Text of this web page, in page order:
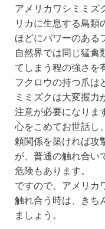
アメリカワシミミズ
リカに生息する鳥類
ほどにパワーのある
自然界では同じ猛禽
てしまう程の強さを
フクロウの持つ爪は
ミミズクは大変握力
注意が必要になりま
心をこめてお世話し
頼関係を築ければ攻
が、普通の触れ合い
危険もあります。
ですので、アメリカ
触れ合う時は、きち
ましょう。